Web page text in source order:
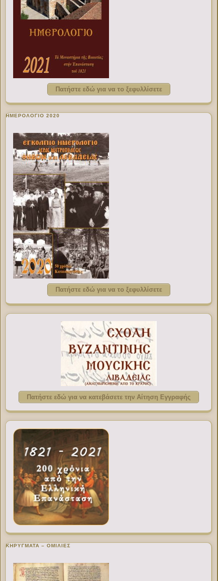
Πατήστε εδώ για να το ξεφυλλίσετε
ΗΜΕΡΟΛΟΓΙΟ 2020
Πατήστε εδώ για να το ξεφυλλίσετε
Πατήστε εδώ για να κατεβάσετε την Αίτηση Εγγραφής
ΚΗΡΥΓΜΑΤΑ – ΟΜΙΛΙΕΣ